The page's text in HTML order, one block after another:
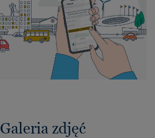
Galeria zdjęć